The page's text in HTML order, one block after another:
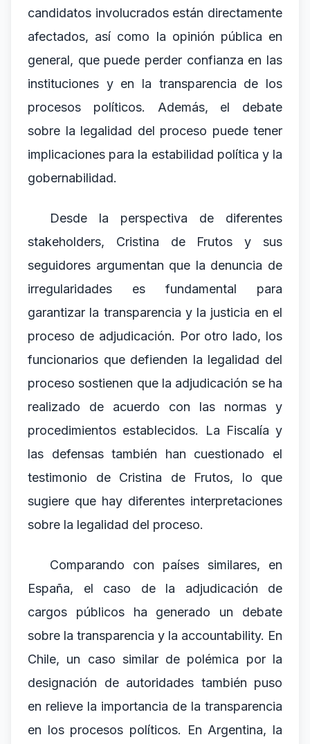
candidatos involucrados están directamente
afectados, así como la opinión pública en
general, que puede perder confianza en las
instituciones y en la transparencia de los
procesos políticos. Además, el debate
sobre la legalidad del proceso puede tener
implicaciones para la estabilidad política y la
gobernabilidad.
Desde la perspectiva de diferentes
stakeholders, Cristina de Frutos y sus
seguidores argumentan que la denuncia de
irregularidades es fundamental para
garantizar la transparencia y la justicia en el
proceso de adjudicación. Por otro lado, los
funcionarios que defienden la legalidad del
proceso sostienen que la adjudicación se ha
realizado de acuerdo con las normas y
procedimientos establecidos. La Fiscalía y
las defensas también han cuestionado el
testimonio de Cristina de Frutos, lo que
sugiere que hay diferentes interpretaciones
sobre la legalidad del proceso.
Comparando con países similares, en
España, el caso de la adjudicación de
cargos públicos ha generado un debate
sobre la transparencia y la accountability. En
Chile, un caso similar de polémica por la
designación de autoridades también puso
en relieve la importancia de la transparencia
en los procesos políticos. En Argentina, la